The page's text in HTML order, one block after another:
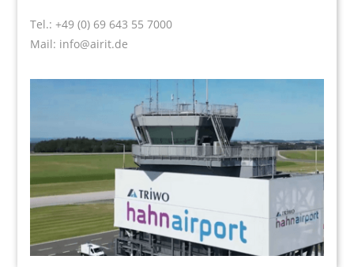
Tel.:+49 (0) 69 643 55 7000
Mail: info@airit.de